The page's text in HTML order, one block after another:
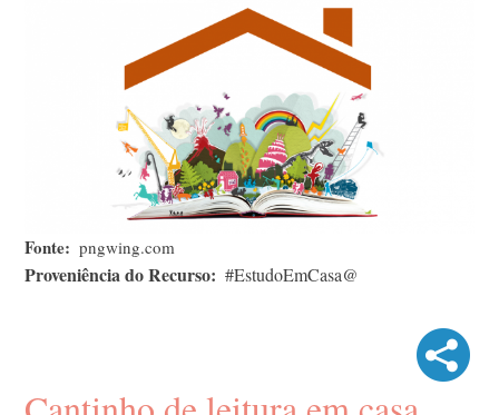
Fonte pngwing.com
Proveniência do Recurso #EstudoEmCasa@